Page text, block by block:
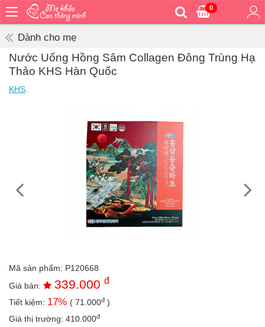
0
Bé
ăn
vệ
ngoài
an
toàn
Bé
tắm
Dành cho mẹ
Nước Uống Hồng Sâm Collagen Đông Trùng Hạ
Thảo KHS Hàn Quốc
KHS
Mã sản phẩm: P120668
Giá bán:
339.000 đ
Tiết kiệm: 17% ( 71.000đ )
Giá thị trường: 410.000đ